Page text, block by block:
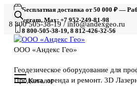
Бесплатная доставка от 50 000 ₽ —
Telegram, Max: +7 952-249-81-98
8 800-505-38-19, 8 812-426-32-56
8 800 505-38-19 / info@andexgeo.ru
ООО «Андекс Гео»
Геодезическое оборудование для
Продажа, аренда и ремонт. 3D
Каталог